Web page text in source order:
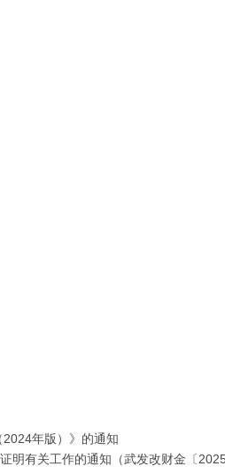
年版）》的通知
明有关工作的通知（武发改财金〔2025